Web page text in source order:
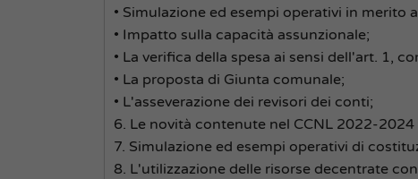
• Simulazione ed esempi operativi in merito
• Impatto sulla capacità assunzionale;
• La verifica della spesa ai sensi dell'art. 1,
• La proposta di Giunta comunale;
• L'asseverazione dei revisori dei conti;
6. Le novità contenute nel CCNL 2022-2024
7. Simulazione ed esempi operativi di
8. L'utilizzazione delle risorse decentrate